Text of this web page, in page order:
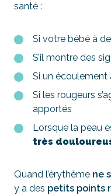
santé :
Si votre bébé à
S’il montre des
Si un écoulement
Si les rougeurs
apportés
Lorsque la peau
très
Quand l’érythème ne
y a des petits points